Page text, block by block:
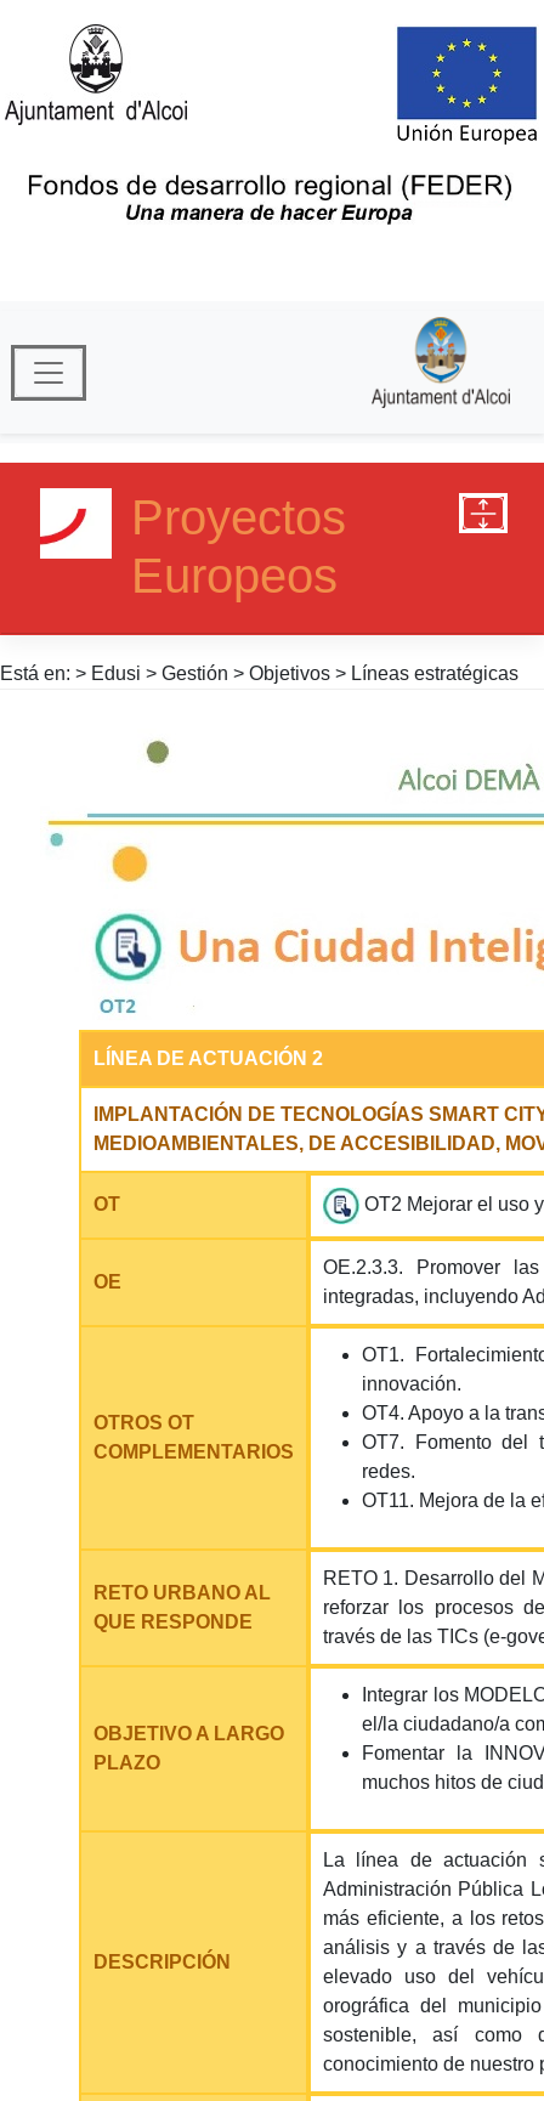
Proyectos
Europeos
Está en: > Edusi > Gestión > Objetivos > Líneas estratégicas
LÍNEA DE ACTUACIÓN 2
IMPLANTACIÓN DE TECNOLOGÍAS SMART
MEDIOAMBIENTALES, DE ACCESIBILIDAD,
OT OT2 Mejorar el uso
OE
OE.2.3.3. Promover
integradas, incluyendo
OTROS OT
COMPLEMENTARIOS
OT1.
innovación.
OT4. Apoyo a la
OT7. Fomento del
redes.
OT11. Mejora de la
RETO URBANO AL
QUE RESPONDE
RETO 1. Desarrollo del
reforzar los procesos
través de las TICs (e-
OBJETIVO A LARGO
PLAZO
Integrar los
el/la ciudadano/a
Fomentar la
muchos hitos de
DESCRIPCIÓN
La línea de actuación
Administración Pública
más eficiente, a los
análisis y a través de
elevado uso del
orográfica del
sostenible, así como
conocimiento de nuestro